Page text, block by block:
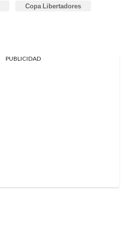
Copa Libertadores
PUBLICIDAD